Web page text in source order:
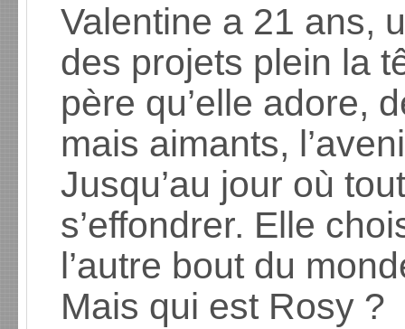
Valentine a 21 ans,
des projets plein la
père qu’elle adore,
mais aimants,
Jusqu’au jour où
s’effondrer. Elle
l’autre bout du
Mais qui est Rosy ?